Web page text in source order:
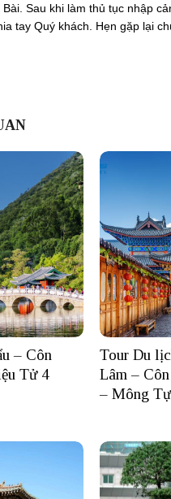
Sau khi làm thủ tục nhập
tay Quý khách. Hẹn gặp lại
– Côn
Tử 4
Tour Du
Lâm –
– Mông